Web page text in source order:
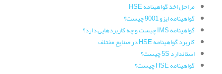
مراحل اخذ گواهینامه HSE
گواهینامه ایزو 9001 چیست؟
گواهینامه IMS چیست و چه کاربردهایی دارد؟
کاربرد گواهینامه HSE در صنایع مختلف
استاندارد 5S چیست؟
گواهینامه HSE چیست؟